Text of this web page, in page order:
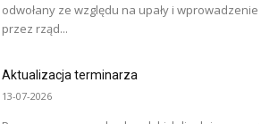
odwołany ze względu na upały i wprowadzenie
przez rząd...
Aktualizacja terminarza
13-07-2026